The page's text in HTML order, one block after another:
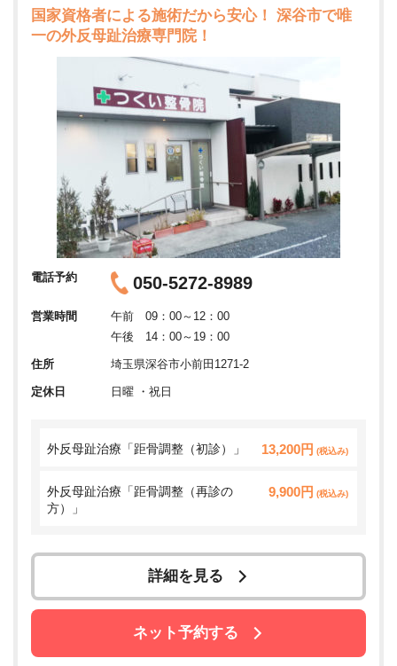
国家資格者による施術だから安心！ 深谷市で唯
一の外反母趾治療専門院！
電話予約 050-5272-8989
営業時間
午前 09：00～12：00
午後 14：00～19：00
住所 埼玉県深谷市小前田1271-2
定休日 日曜 ・祝日
外反母趾治療「距骨調整（初診）」 13,200円 (税込み)
外反母趾治療「距骨調整（再診の
方）」
9,900円 (税込み)
詳細を見る
ネット予約する